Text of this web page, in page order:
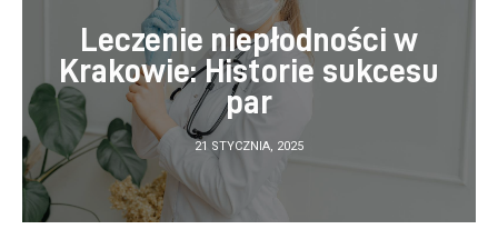
Dom i ogród
Uroda
Zdrowie
Więcej
Leczenie niepłodności w
Krakowie: Historie sukcesu
par
21 STYCZNIA, 2025